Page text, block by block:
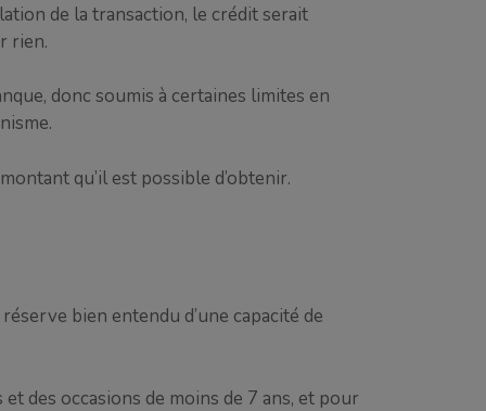
de la transaction, le crédit serait
rien.
donc soumis à certaines limites en
qu’il est possible d’obtenir.
réserve bien entendu d’une capacité de
des occasions de moins de 7 ans, et pour